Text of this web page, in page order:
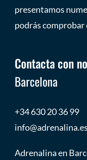
presentamos
podrás comprobar
Contacta con
Barcelona
+34 630 20 36 99
info@adrenalina.es
Adrenalina en